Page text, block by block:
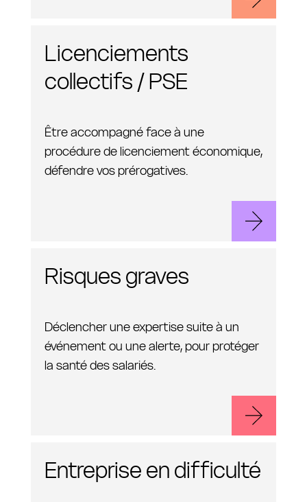
Licenciements
collectifs / PSE
Être accompagné face à une
procédure de licenciement économique,
défendre vos prérogatives.
Risques graves
Déclencher une expertise suite à un
événement ou une alerte, pour protéger
la santé des salariés.
Entreprise en difficulté